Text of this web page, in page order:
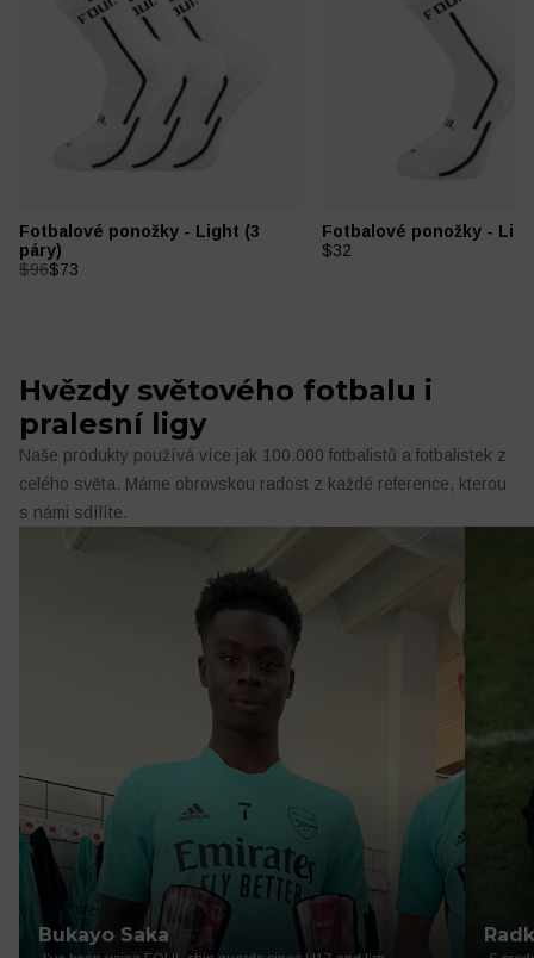
Fotbalové ponožky - Light (3
páry)
$96$73
Fotbalové ponožky -
$32
Hvězdy světového fotbalu i
pralesní ligy
Naše produkty používá více jak 100.000 fotbalistů a fotbalistek z
celého světa. Máme obrovskou radost z každé reference, kterou
s námi sdílíte.
Bukayo Saka